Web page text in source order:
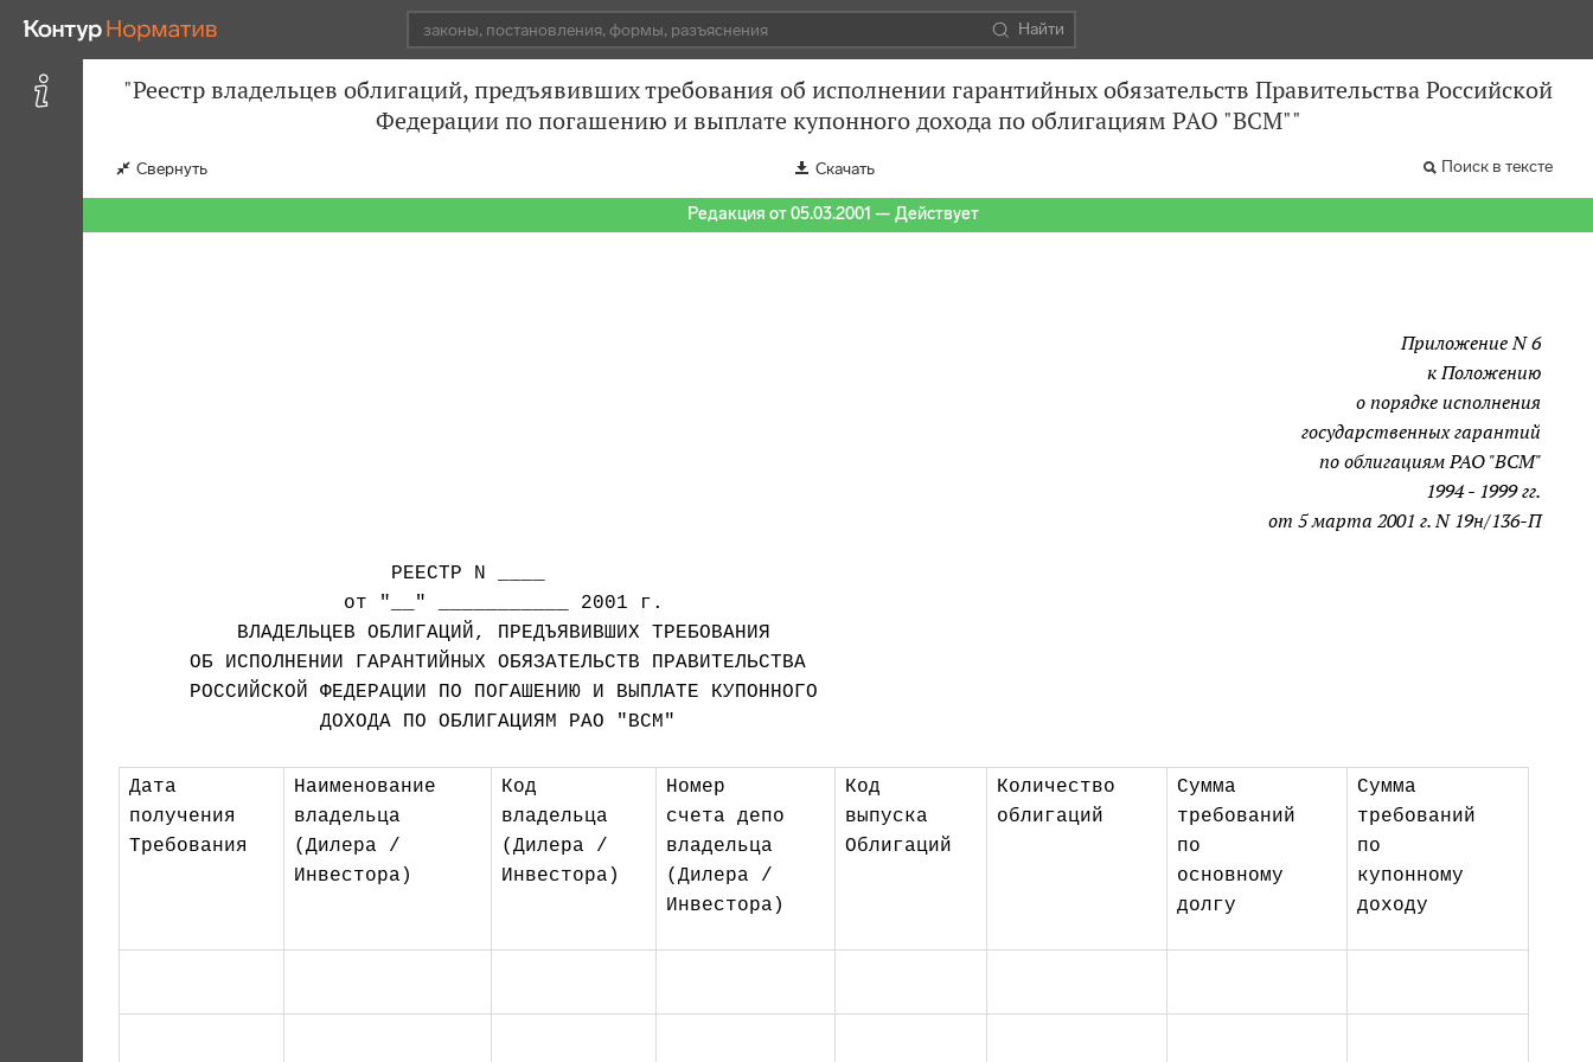
Найти
"Реестр владельцев облигаций, предъявивших требования об исполнении гарантийных обязательств Правительства Российской
Федерации по погашению и выплате купонного дохода по облигациям РАО "ВСМ""
Свернуть Скачать Поиск в тексте
Редакция от 05.03.2001 — Действует
Приложение N 6
к Положению
о порядке исполнения
государственных гарантий
по облигациям РАО "ВСМ"
1994 - 1999 гг.
от 5 марта 2001 г. N 19н/136-П
                       РЕЕСТР N ____
                   от "__" ___________ 2001 г.
      ОБ ИСПОЛНЕНИИ ГАРАНТИЙНЫХ ОБЯЗАТЕЛЬСТВ ПРАВИТЕЛЬСТВА
      РОССИЙСКОЙ ФЕДЕРАЦИИ ПО ПОГАШЕНИЮ И ВЫПЛАТЕ КУПОННОГО
                 ДОХОДА ПО ОБЛИГАЦИЯМ РАО "ВСМ"
Дата
получения
Требования
Наименование
владельца
(Дилера /
Инвестора)
Код
владельца
(Дилера /
Инвестора)
Номер
счета депо
владельца
(Дилера /
Инвестора)
Код
выпуска
Облигаций
Количество
облигаций
Сумма
требований
по
основному
долгу
Сумма
требований
по
купонному
доходу